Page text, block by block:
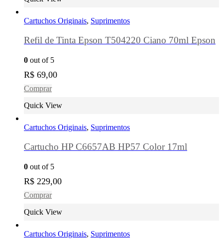
Cartuchos Originais, Suprimentos
Refil de Tinta Epson T504220 Ciano 70ml Epson
0 out of 5
R$ 69,00
Comprar
Quick View
Cartuchos Originais, Suprimentos
Cartucho HP C6657AB HP57 Color 17ml
0 out of 5
R$ 229,00
Comprar
Quick View
Cartuchos Originais, Suprimentos